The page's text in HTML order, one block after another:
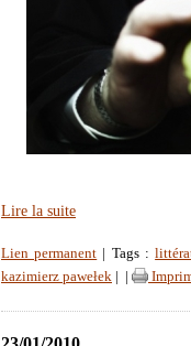
Lire la suite
Lien permanent | Tags :
kazimierz pawełek